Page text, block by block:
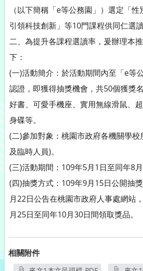
（以下簡稱「e等公務園」）選定「
引領科技創新」等10門課程供同仁選讀
二、為提升各課程選讀率，爰辦理本
下：
(一)活動簡介：於活動期間內至「e等
認證，即獲得抽獎機會，共50個獲獎
好書、可愛手機座、實用無線滑鼠、
身碟等。
(二)參加對象：桃園市政府各機關學
及臨時人員)。
(三)活動期間：109年5月1日至同年8月
(四)抽獎方式：109年9月15日公開抽
月22日公告在桃園市政府人事處網站
月25日至同年10月30日間領取獎品。
相關附件